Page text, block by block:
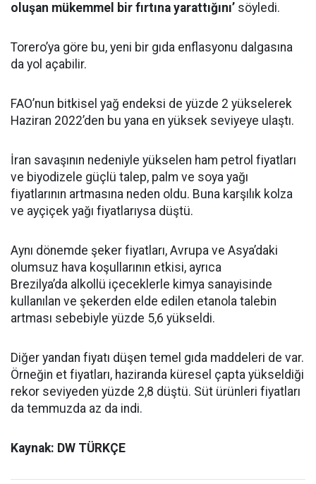
oluşan mükemmel bir fırtına yarattığını’ söyledi.
Torero’ya göre bu, yeni bir gıda enflasyonu dalgasına
da yol açabilir.
FAO’nun bitkisel yağ endeksi de yüzde 2 yükselerek
Haziran 2022’den bu yana en yüksek seviyeye ulaştı.
İran savaşının nedeniyle yükselen ham petrol fiyatları
ve biyodizele güçlü talep, palm ve soya yağı
fiyatlarının artmasına neden oldu. Buna karşılık kolza
ve ayçiçek yağı fiyatlarıysa düştü.
Aynı dönemde şeker fiyatları, Avrupa ve Asya’daki
olumsuz hava koşullarının etkisi, ayrıca
Brezilya’da alkollü içeceklerle kimya sanayisinde
kullanılan ve şekerden elde edilen etanola talebin
artması sebebiyle yüzde 5,6 yükseldi.
Diğer yandan fiyatı düşen temel gıda maddeleri de var.
Örneğin et fiyatları, haziranda küresel çapta yükseldiği
rekor seviyeden yüzde 2,8 düştü. Süt ürünleri fiyatları
da temmuzda az da indi.
Kaynak: DW TÜRKÇE